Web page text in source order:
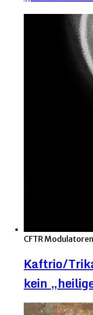
CFTR Modulatoren
Kaftrio/
kein